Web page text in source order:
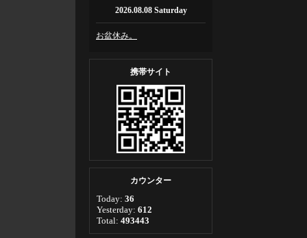
2026.08.08 Saturday
お盆休み。
携帯サイト
カウンター
Today: 36
Yesterday: 612
Total: 493443